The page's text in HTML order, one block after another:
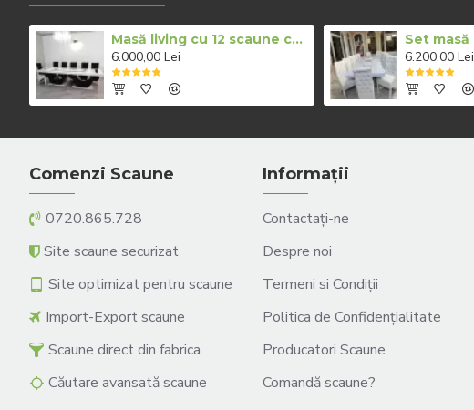
Masă living cu 12 scaune culoare alb cu negru
6.000,00 Lei 6.200,00 Lei
Comenzi Scaune
0720.865.728
Site scaune securizat
Site optimizat pentru scaune
Import-Export scaune
Scaune direct din fabrica
Căutare avansată scaune
Informații
Contactați-ne
Despre noi
Termeni si Condiții
Politica de Confidențialitate
Producatori Scaune
Comandă scaune?